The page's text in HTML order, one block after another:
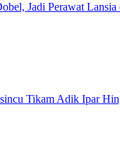
Jadi Perawat Lansia
Tikam Adik Ipar